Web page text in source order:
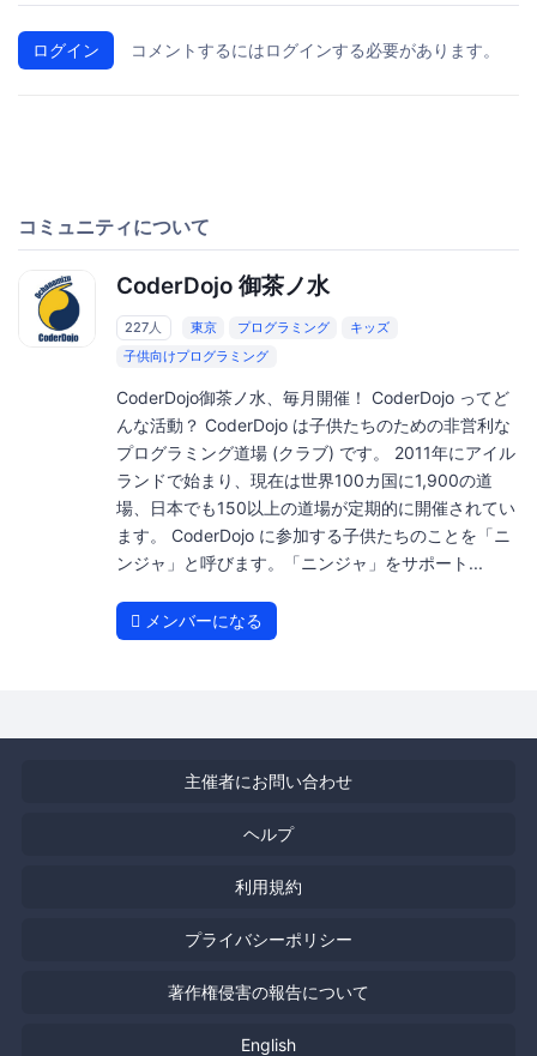
ログイン コメントするにはログインする必要があります。
コミュニティについて
CoderDojo 御茶ノ水
227人 東京 プログラミング
キッズ
子供向けプログラミング
CoderDojo御茶ノ水、毎月開催！ CoderDojo ってど
んな活動？ CoderDojo は子供たちのための非営利な
プログラミング道場 (クラブ) です。 2011年にアイル
ランドで始まり、現在は世界100カ国に1,900の道
場、日本でも150以上の道場が定期的に開催されてい
ます。 CoderDojo に参加する子供たちのことを「ニ
ンジャ」と呼びます。「ニンジャ」をサポート...
メンバーになる
主催者にお問い合わせ
ヘルプ
利用規約
プライバシーポリシー
著作権侵害の報告について
English